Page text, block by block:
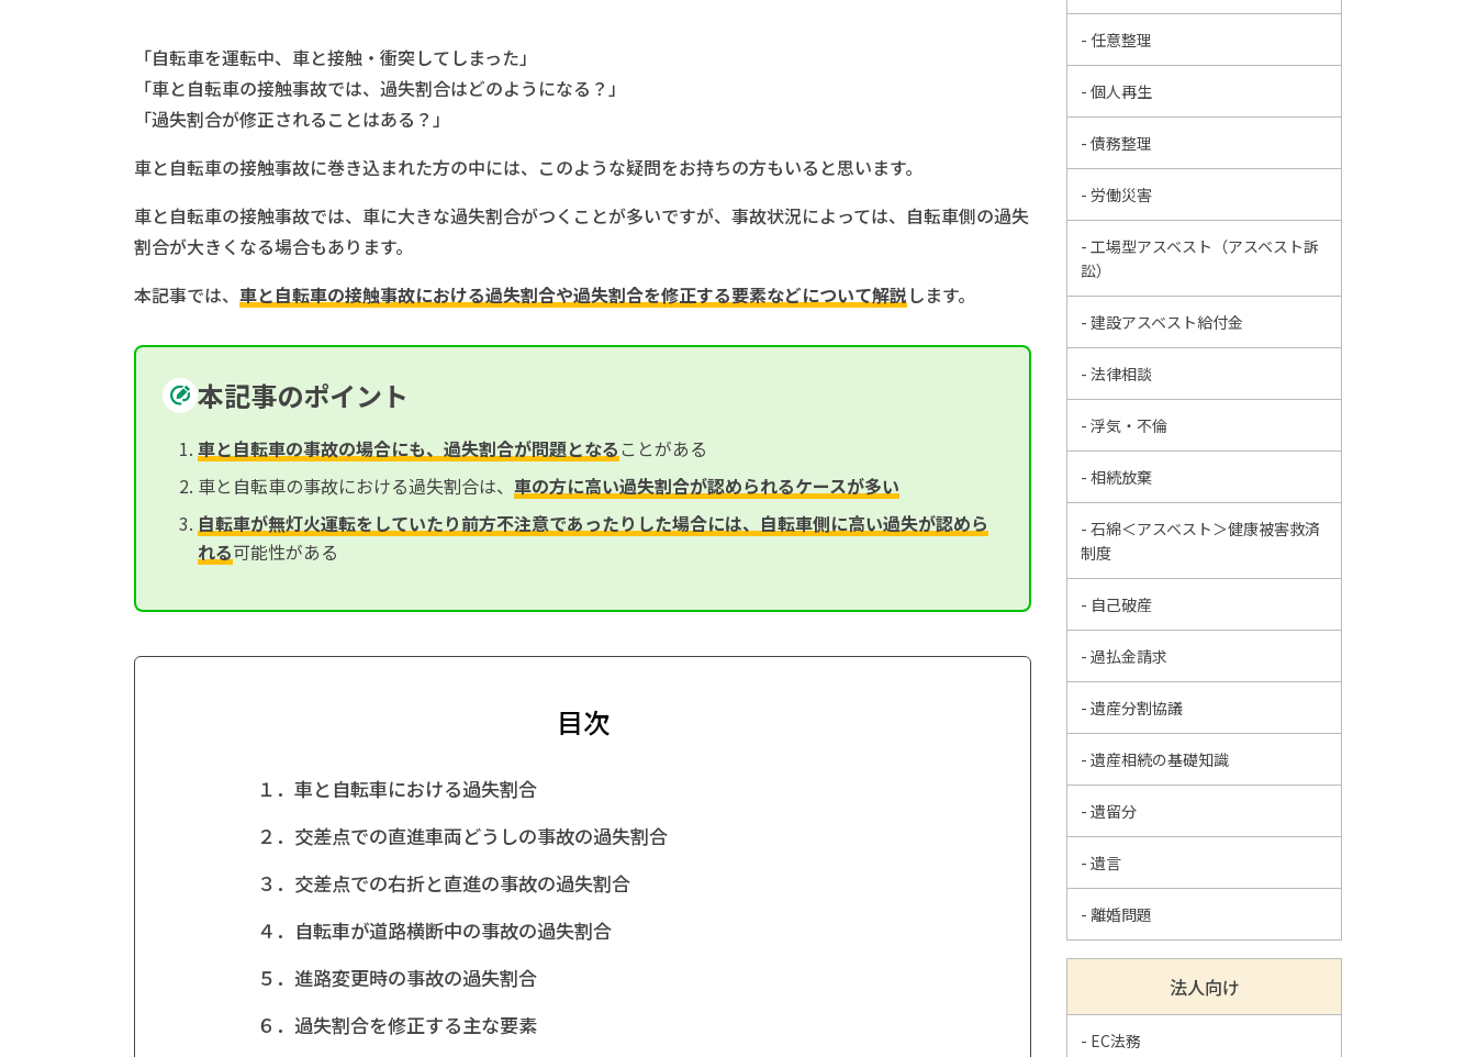
「自転車を運転中、車と接触・衝突してしまった」
「車と自転車の接触事故では、過失割合はどのようになる？」
「過失割合が修正されることはある？」
車と自転車の接触事故に巻き込まれた方の中には、このような疑問をお持ちの方もいると思います。
車と自転車の接触事故では、車に大きな過失割合がつくことが多いですが、事故状況によっては、自転車側の過失
割合が大きくなる場合もあります。
本記事では、 車と自転車の接触事故における過失割合や過失割合を修正する要素などについて解説 します。
本記事のポイント
車と自転車の事故の場合にも、過失割合が問題となる ことがある
車と自転車の事故における過失割合は、 車の方に高い過失割合が認められるケースが多い
自転車が無灯火運転をしていたり前方不注意であったりした場合には、自転車側に高い過失が認めら
れる可能性がある
目次
１．車と自転車における過失割合
２．交差点での直進車両どうしの事故の過失割合
３．交差点での右折と直進の事故の過失割合
４．自転車が道路横断中の事故の過失割合
５．進路変更時の事故の過失割合
６．過失割合を修正する主な要素
- 任意整理
- 個人再生
- 債務整理
- 労働災害
- 工場型アスベスト（アスベスト訴
訟）
- 建設アスベスト給付金
- 法律相談
- 浮気・不倫
- 相続放棄
- 石綿＜アスベスト＞健康被害救済
制度
- 自己破産
- 過払金請求
- 遺産分割協議
- 遺産相続の基礎知識
- 遺留分
- 遺言
- 離婚問題
法人向け
- EC法務